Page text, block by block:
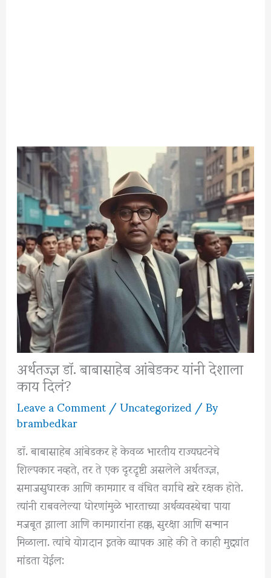
अर्थतज्ज्ञ डॉ. बाबासाहेब आंबेडकर यांनी देशाला
काय दिलं?
Leave a Comment/Uncategorized/ By
brambedkar
डॉ. बाबासाहेब आंबेडकर हे केवळ भारतीय राज्यघटनेचे
शिल्पकार नव्हते, तर ते एक दूरदृष्टी असलेले अर्थतज्ज्ञ,
समाजसुधारक आणि कामगार व वंचित वर्गाचे खरे रक्षक होते.
त्यांनी राबवलेल्या धोरणांमुळे भारताच्या अर्थव्यवस्थेचा पाया
मजबूत झाला आणि कामगारांना हक्क, सुरक्षा आणि सन्मान
मिळाला. त्यांचे योगदान इतके व्यापक आहे की ते काही मुद्द्यांत
मांडता येईल: